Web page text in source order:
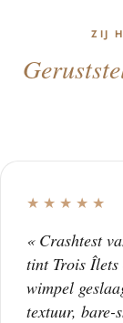
ZIJ
★★★★★
« Crashtest
tint Trois
wimpel
textuur, bare-